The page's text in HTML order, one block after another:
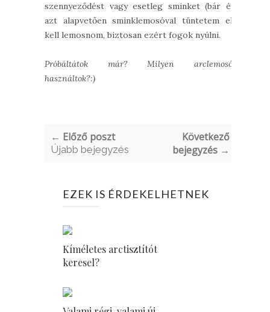
szennyeződést vagy esetleg sminket (bár én
azt alapvetően sminklemosóval tüntetem el)
kell lemosnom, biztosan ezért fogok nyúlni.
Próbáltátok már? Milyen arclemosót
használtok?:)
← Előző poszt
Újabb bejegyzés
Következő
bejegyzés →
EZEK IS ÉRDEKELHETNEK
Kíméletes arctisztítót
keresel?